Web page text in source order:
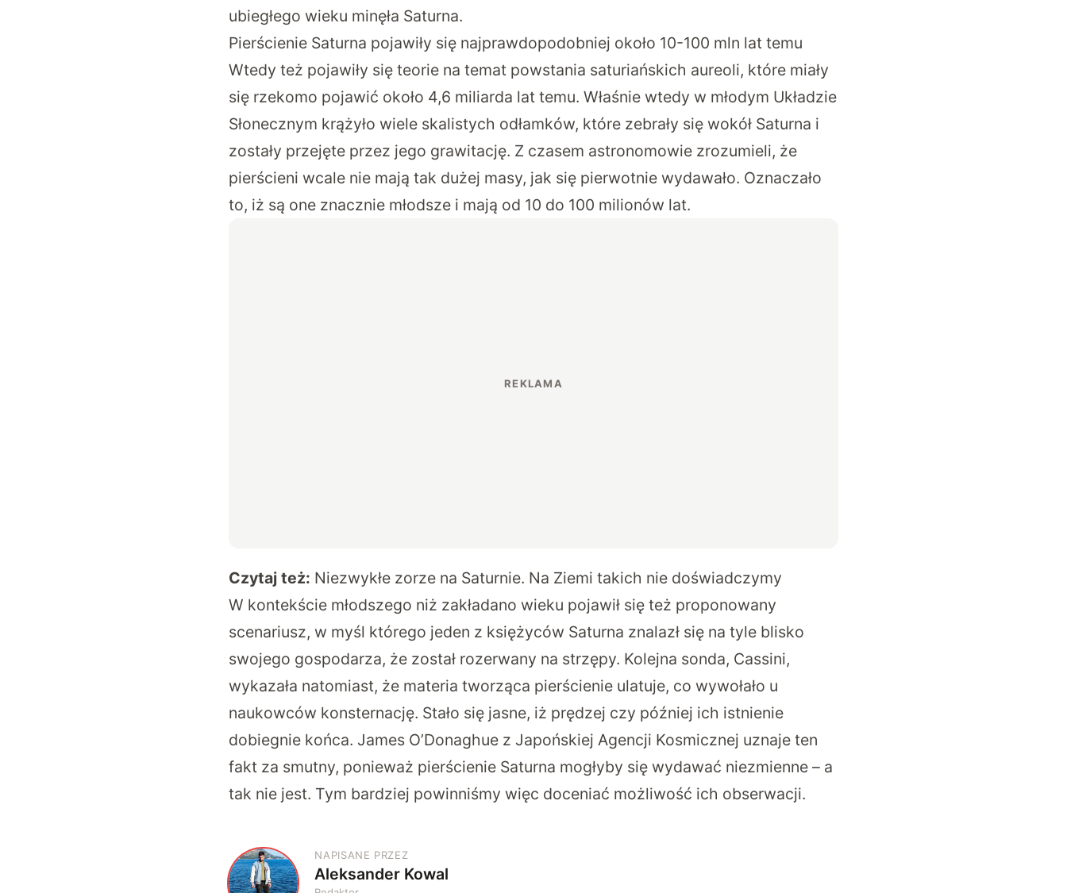
ubiegłego wieku minęła Saturna.
Pierścienie Saturna pojawiły się najprawdopodobniej około 10-100 mln lat temu
Wtedy też pojawiły się teorie na temat powstania saturiańskich aureoli, które miały
się rzekomo pojawić około 4,6 miliarda lat temu. Właśnie wtedy w młodym Układzie
Słonecznym krążyło wiele skalistych odłamków, które zebrały się wokół Saturna i
zostały przejęte przez jego grawitację. Z czasem astronomowie zrozumieli, że
pierścieni wcale nie mają tak dużej masy, jak się pierwotnie wydawało. Oznaczało
to, iż są one znacznie młodsze i mają od 10 do 100 milionów lat.
Czytaj też: Niezwykłe zorze na Saturnie. Na Ziemi takich nie doświadczymy
W kontekście młodszego niż zakładano wieku pojawił się też proponowany
scenariusz, w myśl którego jeden z księżyców Saturna znalazł się na tyle blisko
swojego gospodarza, że został rozerwany na strzępy. Kolejna sonda, Cassini,
wykazała natomiast, że materia tworząca pierścienie ulatuje, co wywołało u
naukowców konsternację. Stało się jasne, iż prędzej czy później ich istnienie
dobiegnie końca. James O’Donaghue z Japońskiej Agencji Kosmicznej uznaje ten
fakt za smutny, ponieważ pierścienie Saturna mogłyby się wydawać niezmienne – a
tak nie jest. Tym bardziej powinniśmy więc doceniać możliwość ich obserwacji.
A
NAPISANE PRZEZ
Aleksander Kowal